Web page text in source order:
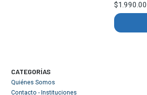
CATEGORÍAS
Quiénes Somos
Contacto - Instituciones